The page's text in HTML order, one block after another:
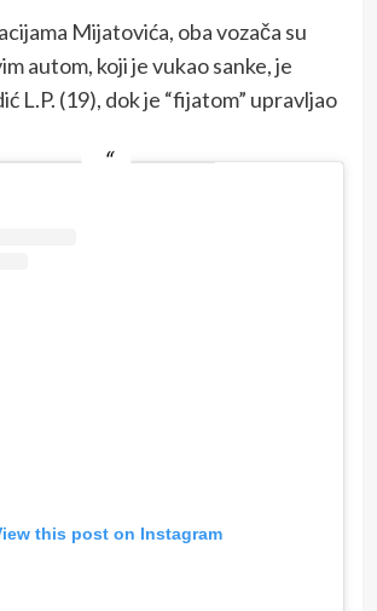
Mijatovića, oba vozača su
autom, koji je vukao sanke, je
L.P. (19), dok je “fijatom” upravljao
this post on Instagram